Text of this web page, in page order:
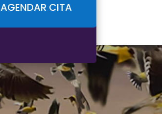
AGENDAR CITA